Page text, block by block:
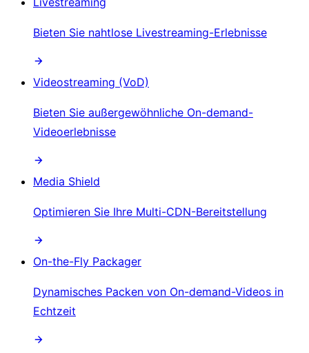
Bieten Sie nahtlose Livestreaming-Erlebnisse
Videostreaming (VoD)
Bieten Sie außergewöhnliche On-demand-
Videoerlebnisse
Media Shield
Optimieren Sie Ihre Multi-CDN-Bereitstellung
On-the-Fly Packager
Dynamisches Packen von On-demand-Videos in
Echtzeit